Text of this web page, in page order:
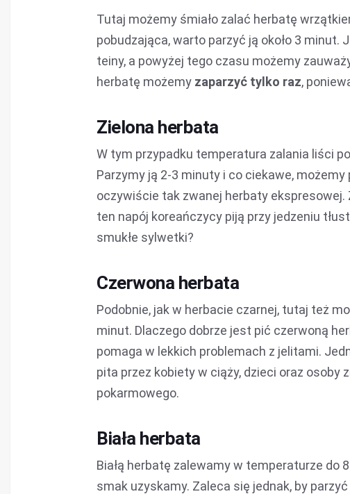
Tutaj możemy śmiało zalać herbatę
pobudzająca, warto parzyć ją około 3
teiny, a powyżej tego czasu możemy
herbatę możemy zaparzyć tylko raz,
Zielona herbata
W tym przypadku temperatura zalania liści
Parzymy ją 2-3 minuty i co ciekawe,
oczywiście tak zwanej herbaty
ten napój koreańczycy piją przy jedzeniu
smukłe sylwetki?
Czerwona herbata
Podobnie, jak w herbacie czarnej, tutaj też
minut. Dlaczego dobrze jest pić czerwoną
pomaga w lekkich problemach z jelitami.
pita przez kobiety w ciąży, dzieci oraz osoby
pokarmowego.
Biała herbata
Białą herbatę zalewamy w temperaturze do
smak uzyskamy. Zaleca się jednak, by